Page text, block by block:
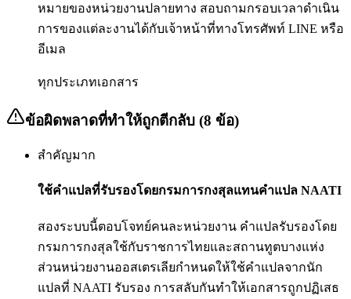
หมายของหน่วยงานปลายทาง สอบถามกรอบเวลาดำเนิน
การของแต่ละงานได้กับเจ้าหน้าที่ทางโทรศัพท์ LINE หรือ
อีเมล
ทุกประเภทเอกสาร
ข้อผิดพลาดที่ทำให้ถูกตีกลับ (8 ข้อ)
สำคัญมาก
ใช้คำแปลที่รับรองโดยกรมการกงสุลแทนคำแปล NAATI
สองระบบนี้ตอบโจทย์คนละหน่วยงาน คำแปลรับรองโดย
กรมการกงสุลใช้กับราชการไทยและสถานทูตบางแห่ง
ส่วนหน่วยงานออสเตรเลียกำหนดให้ใช้คำแปลจากนัก
แปลที่ NAATI รับรอง การสลับกันทำให้เอกสารถูกปฏิเสธ